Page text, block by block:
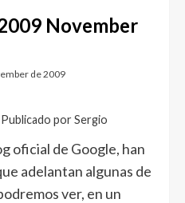
November
de 2009
por Sergio
oficial de Google, han
adelantan algunas de
ver, en un